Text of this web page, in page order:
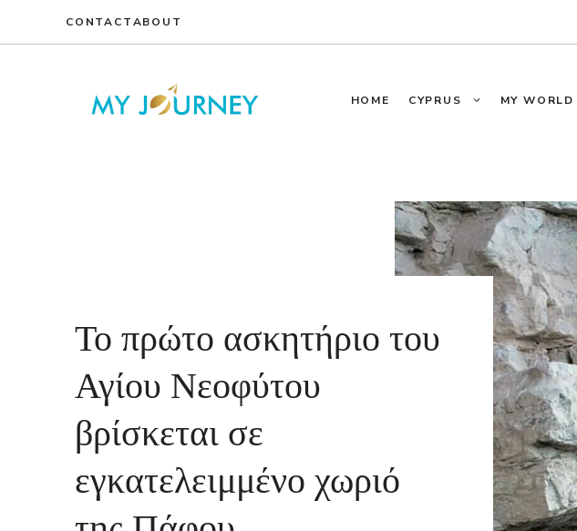
CONTACTABOUT
HOME CYPRUS MY WORLD
Το πρώτο ασκητήριο του
Αγίου Νεοφύτου
βρίσκεται σε
εγκατελειμμένο χωριό